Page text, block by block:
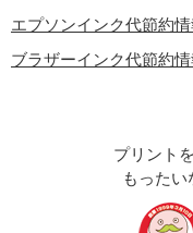
エプソンインク代節約
ブラザーインク代節約
プリント
もったい